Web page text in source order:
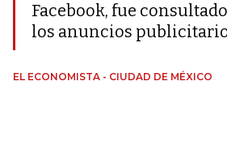
Facebook, fue
los anuncios
EL ECONOMISTA - CIUDAD DE MÉXICO